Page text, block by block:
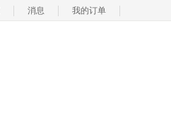
消息 我的订单